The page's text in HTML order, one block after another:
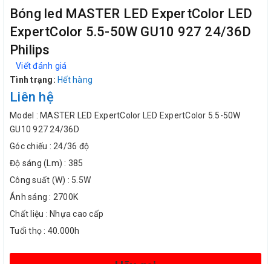
Bóng led MASTER LED ExpertColor LED
ExpertColor 5.5-50W GU10 927 24/36D
Philips
Viết đánh giá
Tình trạng: Hết hàng
Liên hệ
Model : MASTER LED ExpertColor LED ExpertColor 5.5-50W
GU10 927 24/36D
Góc chiếu : 24/36 độ
Độ sáng (Lm) : 385
Công suất (W) : 5.5W
Ánh sáng : 2700K
Chất liệu : Nhựa cao cấp
Tuổi thọ : 40.000h